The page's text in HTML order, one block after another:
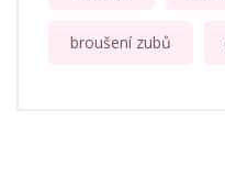
broušení zubů